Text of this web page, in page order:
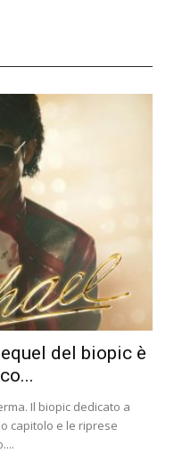
del biopic è
Il biopic dedicato a
capitolo e le riprese